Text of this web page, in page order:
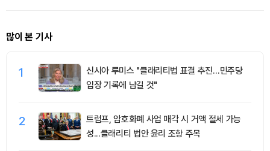
많이 본 기사
1
신시아 루미스 "클래리티법 표결 추진…민주당
입장 기록에 남길 것"
2
트럼프, 암호화폐 사업 매각 시 거액 절세 가능
성...클래리티 법안 윤리 조항 주목